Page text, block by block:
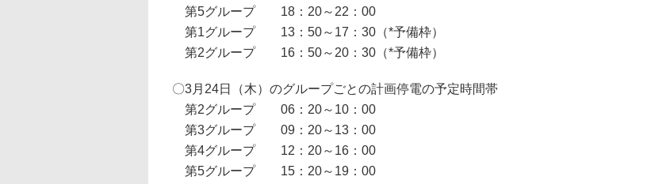
第5グループ 18：20～22：00
第1グループ 13：50～17：30（*予備枠）
第2グループ 16：50～20：30（*予備枠）
〇3月24日（木）のグループごとの計画停電の予定時間帯
第2グループ 06：20～10：00
第3グループ 09：20～13：00
第4グループ 12：20～16：00
第5グループ 15：20～19：00